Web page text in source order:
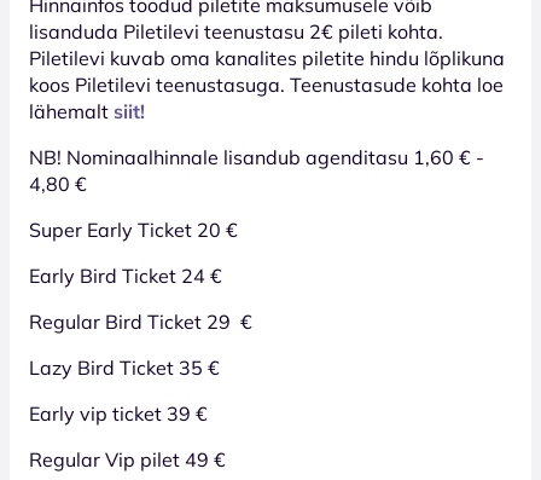
lisanduda Piletilevi teenustasu 2€ pileti kohta.
Piletilevi kuvab oma kanalites piletite hindu lõplikuna
koos Piletilevi teenustasuga. Teenustasude kohta loe
lähemalt siit!
NB! Nominaalhinnale lisandub agenditasu 1,60 € -
4,80 €
Super Early Ticket 20 €
Early Bird Ticket 24 €
Regular Bird Ticket 29 €
Lazy Bird Ticket 35 €
Early vip ticket 39 €
Regular Vip pilet 49 €